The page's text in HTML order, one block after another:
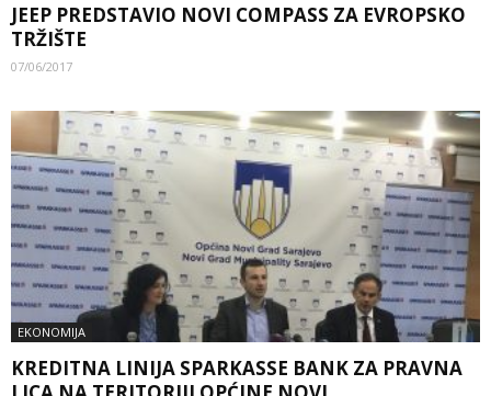
JEEP PREDSTAVIO NOVI COMPASS ZA EVROPSKO
TRŽIŠTE
07/06/2017
EKONOMIJA
KREDITNA LINIJA SPARKASSE BANK ZA PRAVNA